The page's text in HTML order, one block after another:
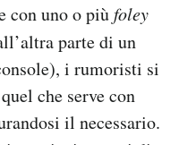
con uno o piùfoley
parte di un
i rumoristi si
che serve con
il necessario.